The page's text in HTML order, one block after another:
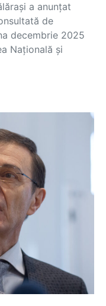
a anunțat
de
decembrie 2025
Națională și